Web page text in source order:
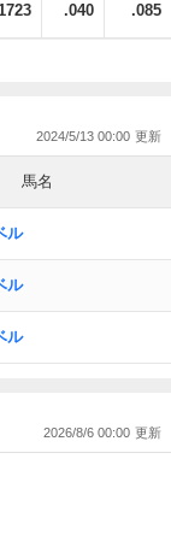
.040 .085
2024/5/13 00:00
馬名
ル
ル
ル
2026/8/6 00:00